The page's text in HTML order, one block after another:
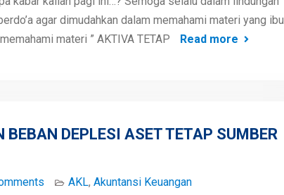
agar dimudahkan dalam memahami materi yang ibu
materi ” AKTIVA TETAP
Read more
DEPLESI ASET TETAP SUMBER
AKL, Akuntansi Keuangan